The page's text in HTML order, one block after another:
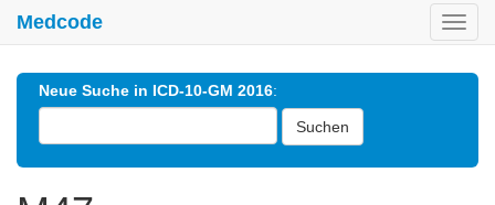
Medcode
Neue Suche in ICD-10-GM 2016:
Suchen